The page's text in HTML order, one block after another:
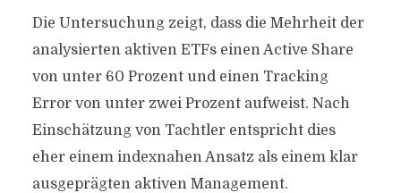
Die Untersuchung zeigt, dass die Mehrheit der
analysierten aktiven ETFs einen Active Share
von unter 60 Prozent und einen Tracking
Error von unter zwei Prozent aufweist. Nach
Einschätzung von Tachtler entspricht dies
eher einem indexnahen Ansatz als einem klar
ausgeprägten aktiven Management.